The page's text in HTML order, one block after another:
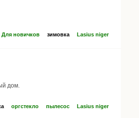
Для новичков зимовка Lasius niger
дом.
оргстекло пылесос Lasius niger